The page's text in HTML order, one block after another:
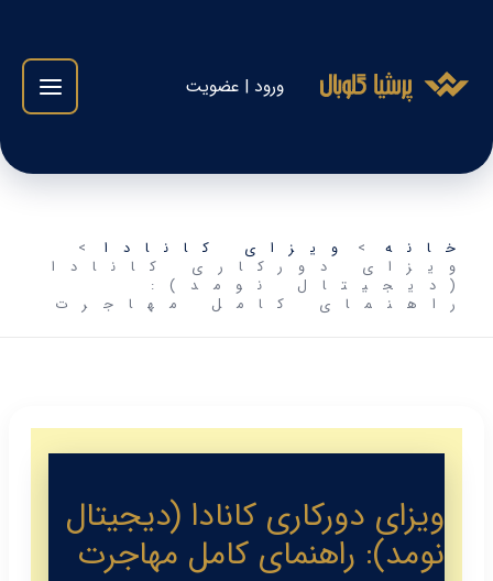
محتوا
ورود | عضویت
خانه
ویزای کانادا
ویزای دورکاری کانادا
(دیجیتال نومد):
راهنمای کامل مهاجرت
ویزای دورکاری کانادا (دیجیتال
نومد): راهنمای کامل مهاجرت